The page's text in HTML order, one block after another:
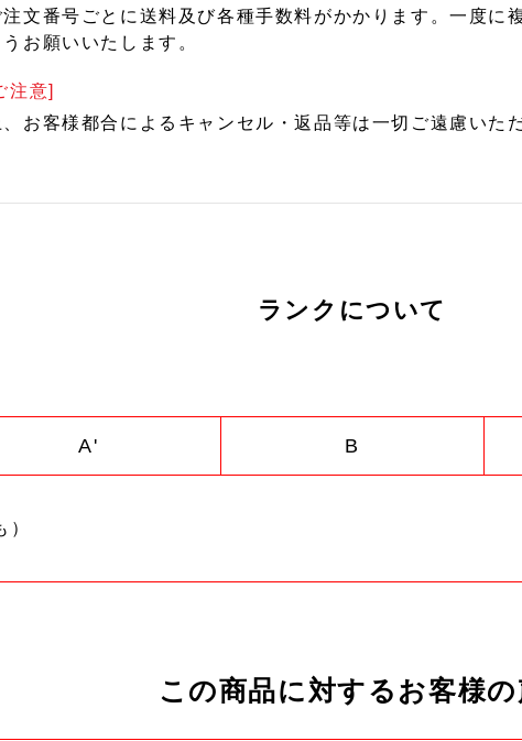
文番号ごとに送料及び各種手数料がかかります。一度
お願いいたします。
注意]
お客様都合によるキャンセル・返品等は一切ご遠慮いた
ランクについて
A' B
この商品に対するお客様の